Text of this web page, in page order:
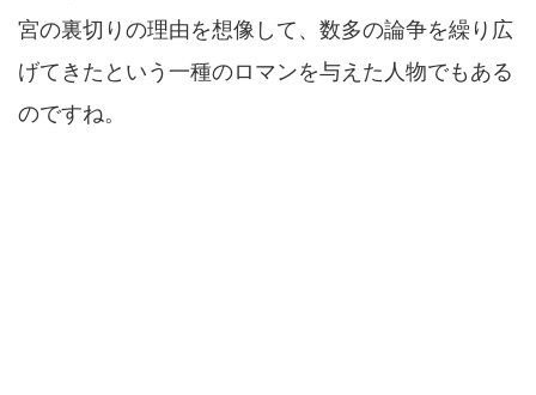
宮の裏切りの理由を想像して、数多の論争を繰り広
げてきたという一種のロマンを与えた人物でもある
のですね。